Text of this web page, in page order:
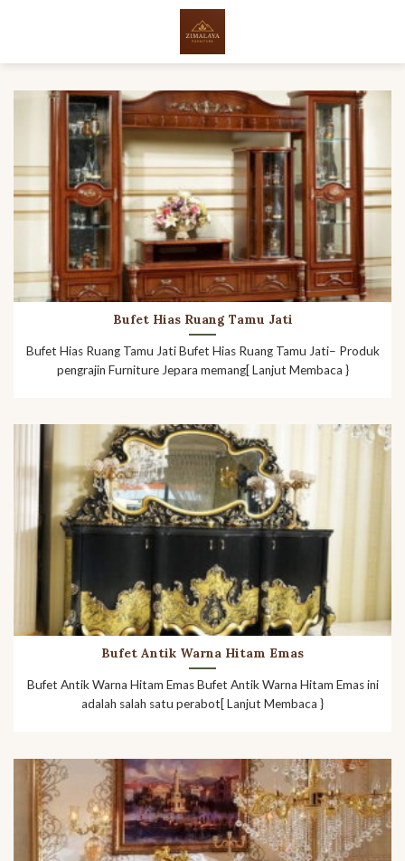
Bufet Hias Ruang Tamu Jati
Bufet Hias Ruang Tamu Jati Bufet Hias Ruang Tamu Jati– Produk
pengrajin Furniture Jepara memang[ Lanjut Membaca }
Bufet Antik Warna Hitam Emas
Bufet Antik Warna Hitam Emas Bufet Antik Warna Hitam Emas ini
adalah salah satu perabot[ Lanjut Membaca }